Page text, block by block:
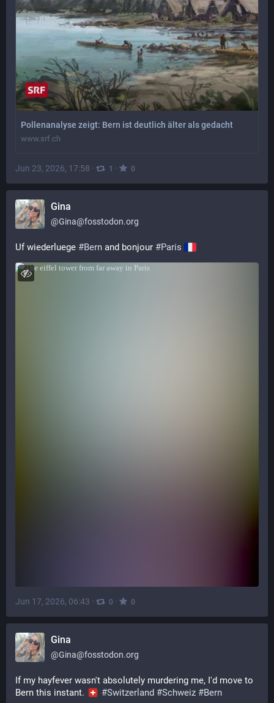
Pollenanalyse zeigt: Bern ist deutlich älter als gedacht
www.srf.ch
Jun 23, 2026, 17:58 · 1 · 0
Gina
@Gina@fosstodon.org
Uf wiederluege #Bern and bonjour #Paris
Jun 17, 2026, 06:43 · 0 · 0
Gina
@Gina@fosstodon.org
If my hayfever wasn't absolutely murdering me, I'd move to
Bern this instant.
#Switzerland #Schweiz #Bern